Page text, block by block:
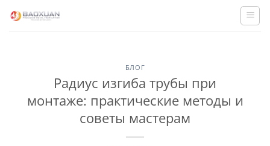
БЛОГ
Радиус изгиба трубы при
монтаже: практические методы и
советы мастерам